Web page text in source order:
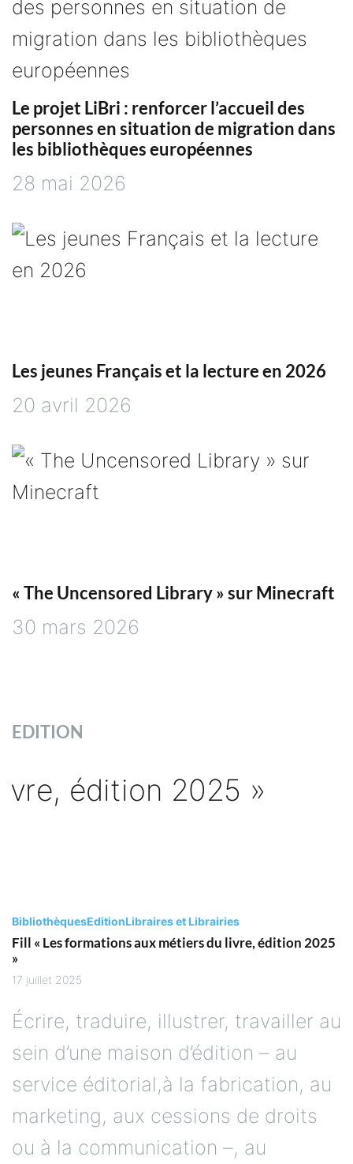
Le projet LiBri : renforcer l’accueil des
personnes en situation de migration dans
les bibliothèques européennes
28 mai 2026
Les jeunes Français et la lecture en 2026
20 avril 2026
« The Uncensored Library » sur Minecraft
30 mars 2026
EDITION
BibliothèquesEditionLibraires et Librairies
Fill « Les formations aux métiers du livre, édition 2025
»
17 juillet 2025
Écrire, traduire, illustrer, travailler au
sein d’une maison d’édition – au
service éditorial,à la fabrication, au
marketing, aux cessions de droits
ou à la communication –, au